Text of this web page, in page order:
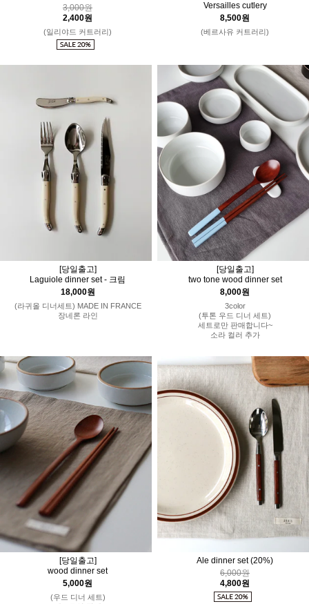
3,000원
2,400원
(일리야드 커트러리)
Versailles cutlery
8,500원
(베르사유 커트러리)
[당일출고]
Laguiole dinner set - 크림
18,000원
(라귀올 디너세트) MADE IN FRANCE
장네론 라인
[당일출고]
two tone wood dinner set
8,000원
3color
(투톤 우드 디너 세트)
세트로만 판매합니다~
소라 컬러 추가
[당일출고]
wood dinner set
5,000원
(우드 디너 세트)
Ale dinner set(20%)
6,000원
4,800원